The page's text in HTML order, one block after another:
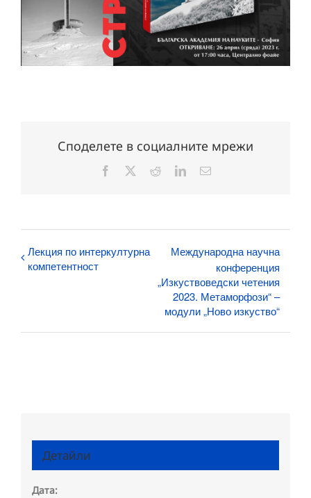
Споделете в социалните мрежи
Facebook RedditLinkedInЕлектронна
Лекция по интеркултурна
компетентност
Международна научна
конференция
„Изкуствоведски четения
2023. Метаморфози“ –
модули „Ново изкуство“
Детайли
Дата: